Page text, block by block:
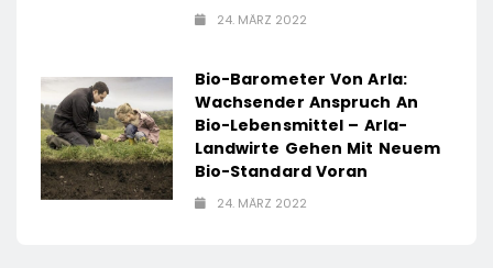
24. MÄRZ 2022
Bio-Barometer Von Arla:
Wachsender Anspruch An
Bio-Lebensmittel – Arla-
Landwirte Gehen Mit Neuem
Bio-Standard Voran
24. MÄRZ 2022